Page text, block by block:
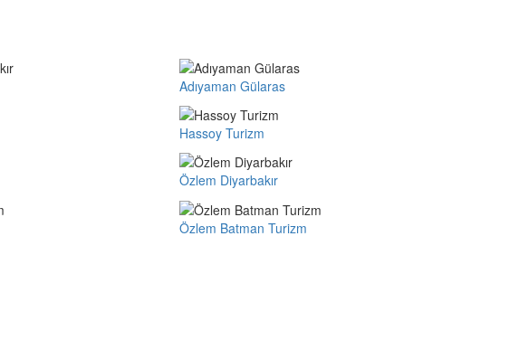
Adıyaman Gülaras
Hassoy Turizm
Özlem Diyarbakır
Özlem Batman Turizm